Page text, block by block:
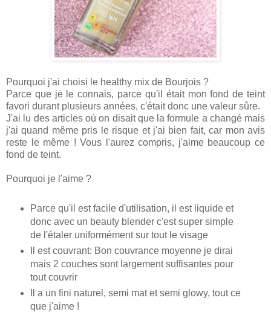
Pourquoi j'ai choisi le healthy mix de Bourjois ?
Parce que je le connais, parce qu'il était mon fond de teint
favori durant plusieurs années, c'était donc une valeur sûre.
J'ai lu des articles où on disait que la formule a changé mais
j'ai quand même pris le risque et j'ai bien fait, car mon avis
reste le même ! Vous l'aurez compris, j'aime beaucoup ce
fond de teint.
Pourquoi je l'aime ?
Parce qu'il est facile d'utilisation, il est liquide et
donc avec un beauty blender c'est super simple
de l'étaler uniformément sur tout le visage
Il est couvrant: Bon couvrance moyenne je dirai
mais 2 couches sont largement suffisantes pour
tout couvrir
Il a un fini naturel, semi mat et semi glowy, tout ce
que j'aime !